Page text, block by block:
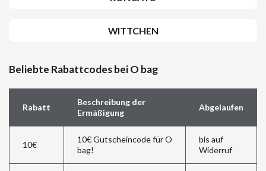
WITTCHEN
Beliebte Rabattcodes bei O bag
Rabatt
Beschreibung der
Ermäßigung
Abgelaufen
10€
10€ Gutscheincode für O
bag!
bis auf
Widerruf